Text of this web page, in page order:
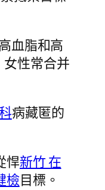
血脂和高
性常合并
病藏匿的
悍新竹 在
檢目標。